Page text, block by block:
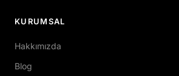
KURUMSAL
Hakkımızda
Blog